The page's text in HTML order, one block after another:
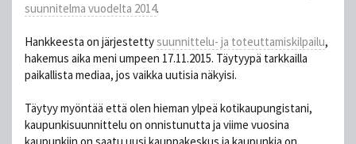
suunnitelma vuodelta 2014.
Hankkeesta on järjestettysuunnittelu- ja toteuttamiskilpailu,
hakemus aika meni umpeen 17.11.2015. Täytyypä tarkkailla
paikallista mediaa, jos vaikka uutisia näkyisi.
Täytyy myöntää että olen hieman ylpeä kotikaupungistani,
kaupunkisuunnittelu on onnistunutta ja viime vuosina